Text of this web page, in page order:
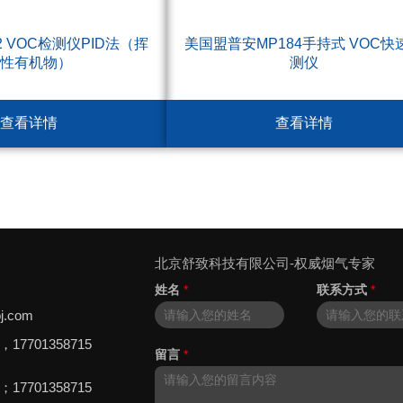
VOC检测仪PID法（挥
有机物）
查看详情
美国盟普安MP184手持式 VOC快
测仪
查看详情
17701358715
17701358715
北京舒致科技有限公司-权威烟气专家
姓名* 联系方式*
留言*